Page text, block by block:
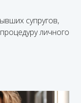
супругов,
личного